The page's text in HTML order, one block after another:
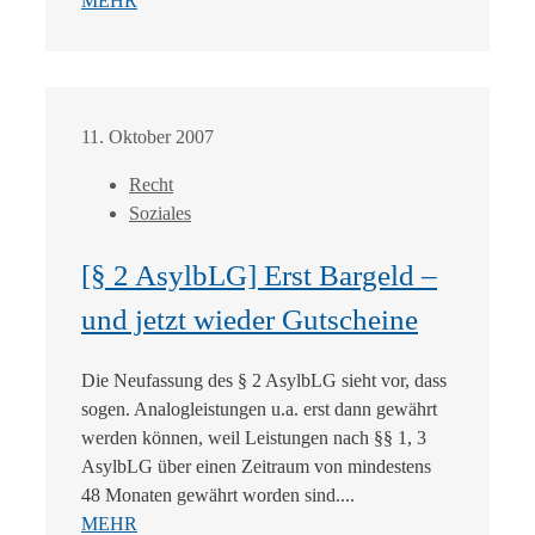
11. Oktober 2007
Recht
Soziales
[§ 2 AsylbLG] Erst Bargeld –
und jetzt wieder Gutscheine
Die Neufassung des § 2 AsylbLG sieht vor, dass
sogen. Analogleistungen u.a. erst dann gewährt
werden können, weil Leistungen nach §§ 1, 3
AsylbLG über einen Zeitraum von mindestens
48 Monaten gewährt worden sind....
MEHR